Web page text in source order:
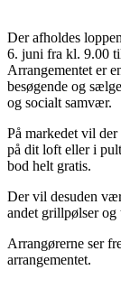
Der afholdes
6. juni fra kl. 9.00
Arrangementet er
besøgende og
og socialt samvær.
På markedet vil
på dit loft eller i
bod helt gratis.
Der vil desuden
andet grillpølser og
Arrangørerne ser
arrangementet.